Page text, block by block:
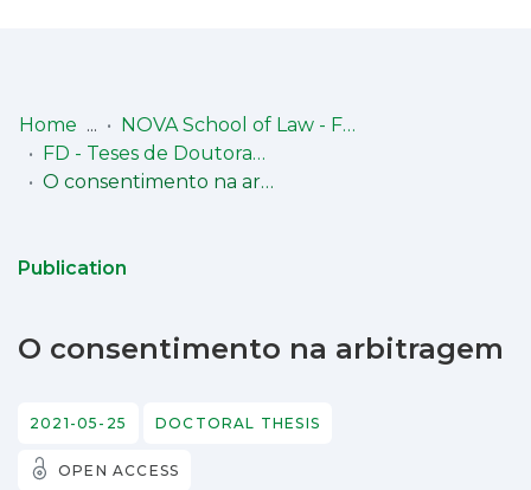
Communities
Home
NOVA School of Law - Faculdade de Direito (NSL-FD)
FD - Teses de Doutoramento
O consentimento na arbitragem
Publication
O consentimento na arbitragem
2021-05-25 DOCTORAL THESIS
OPEN ACCESS